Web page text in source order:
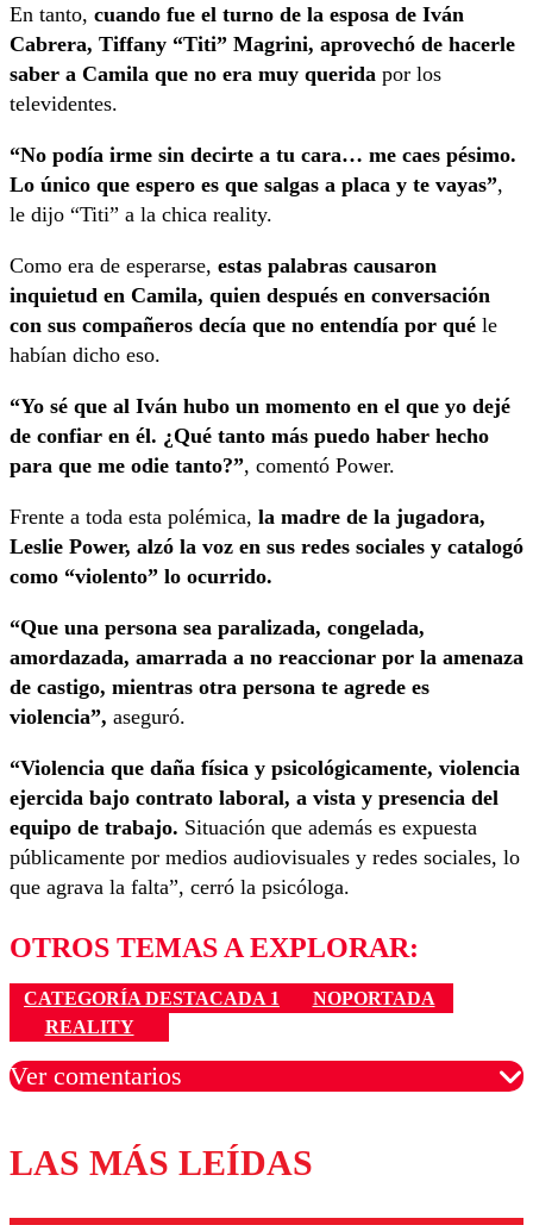
En tanto, cuando fue el turno de la esposa de Iván
Cabrera, Tiffany “Titi” Magrini, aprovechó de hacerle
saber a Camila que no era muy querida por los
televidentes.
“No podía irme sin decirte a tu cara… me caes pésimo.
Lo único que espero es que salgas a placa y te vayas”,
le dijo “Titi” a la chica reality.
Como era de esperarse, estas palabras causaron
inquietud en Camila, quien después en conversación
con sus compañeros decía que no entendía por qué le
habían dicho eso.
“Yo sé que al Iván hubo un momento en el que yo dejé
de confiar en él. ¿Qué tanto más puedo haber hecho
para que me odie tanto?”, comentó Power.
Frente a toda esta polémica, la madre de la jugadora,
Leslie Power, alzó la voz en sus redes sociales y catalogó
como “violento” lo ocurrido.
“Que una persona sea paralizada, congelada,
amordazada, amarrada a no reaccionar por la amenaza
de castigo, mientras otra persona te agrede es
violencia”, aseguró.
“Violencia que daña física y psicológicamente, violencia
ejercida bajo contrato laboral, a vista y presencia del
equipo de trabajo. Situación que además es expuesta
públicamente por medios audiovisuales y redes sociales, lo
que agrava la falta”, cerró la psicóloga.
OTROS TEMAS A EXPLORAR:
CATEGORÍA DESTACADA 1
NOPORTADA
REALITY
Ver comentarios
Los comentarios son moderados para garantizar un
diálogo respetuoso.
LAS MÁS LEÍDAS